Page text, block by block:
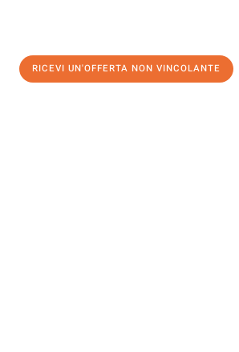
RICEVI UN'OFFERTA NON VINCOLANTE